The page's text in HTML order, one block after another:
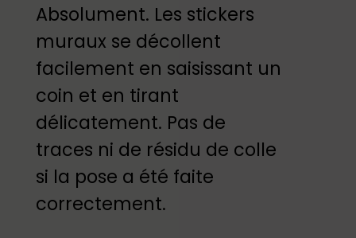
Absolument. Les stickers
muraux se décollent
facilement en saisissant un
coin et en tirant
délicatement. Pas de
traces ni de résidu de colle
si la pose a été faite
correctement.